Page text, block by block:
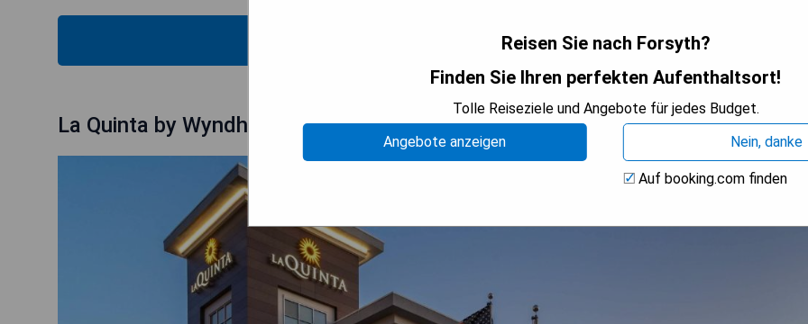
La Quinta by Wyndham Forsyth
Reisen Sie nach Forsyth?
Finden Sie Ihren perfekten Aufenthaltsort!
Tolle Reiseziele und Angebote für jedes Budget.
Angebote anzeigen
Nein, danke
Auf booking.com finden